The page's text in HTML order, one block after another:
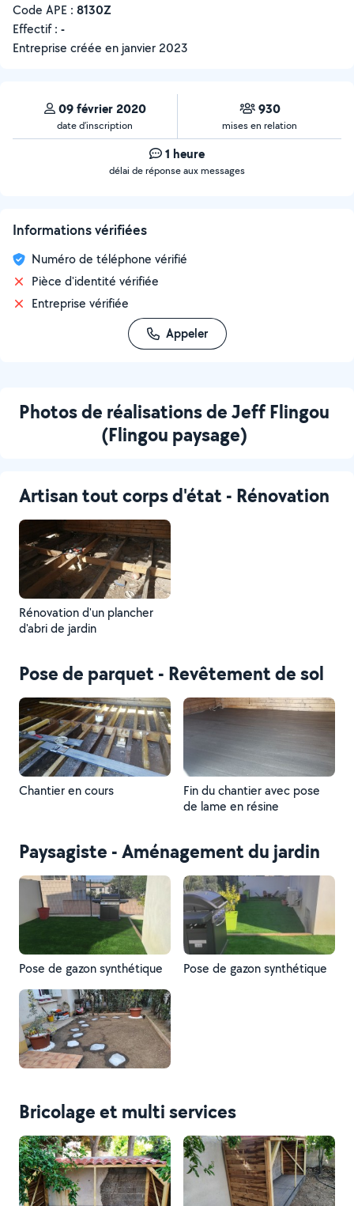
Code APE : 8130Z
Effectif : -
Entreprise créée en janvier 2023
09 février 2020
date d’inscription
930
mises en relation
1 heure
délai de réponse aux messages
Informations vérifiées
Numéro de téléphone vérifié
Pièce d'identité vérifiée
Entreprise vérifiée
Appeler
Photos de réalisations de Jeff Flingou
(Flingou paysage)
Artisan tout corps d'état - Rénovation
Rénovation d'un plancher
d'abri de jardin
Pose de parquet - Revêtement de sol
Chantier en cours
Fin du chantier avec pose
de lame en résine
Paysagiste - Aménagement du jardin
Pose de gazon synthétique Pose de gazon synthétique
Bricolage et multi services